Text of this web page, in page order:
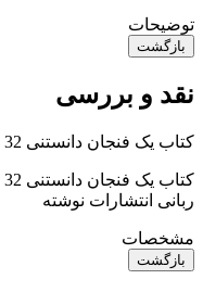
توضیحات
بازگشت
نقد و بررسی
کتاب یک فنجان دانستنی 32 ساحل دریا
ربانی انتشارات نوشته
مشخصات
بازگشت